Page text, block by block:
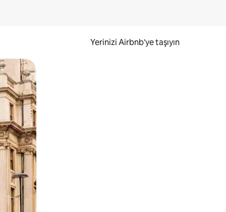
Yerinizi Airbnb'ye taşıyın